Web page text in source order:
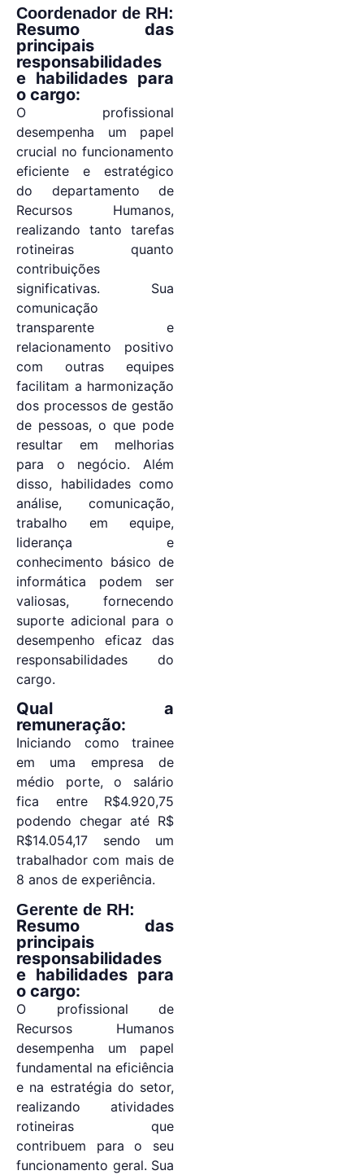
Coordenador de RH:
Resumo das
principais
responsabilidades
e habilidades para
o cargo:
O profissional
desempenha um papel
crucial no funcionamento
eficiente e estratégico
do departamento de
Recursos Humanos,
realizando tanto tarefas
rotineiras quanto
contribuições
significativas. Sua
comunicação
transparente e
relacionamento positivo
com outras equipes
facilitam a harmonização
dos processos de gestão
de pessoas, o que pode
resultar em melhorias
para o negócio. Além
disso, habilidades como
análise, comunicação,
trabalho em equipe,
liderança e
conhecimento básico de
informática podem ser
valiosas, fornecendo
suporte adicional para o
desempenho eficaz das
responsabilidades do
cargo.
Qual a
remuneração:
Iniciando como trainee
em uma empresa de
médio porte, o salário
fica entre R$4.920,75
podendo chegar até R$
R$14.054,17 sendo um
trabalhador com mais de
8 anos de experiência.
Gerente de RH:
Resumo das
principais
responsabilidades
e habilidades para
o cargo:
O profissional de
Recursos Humanos
desempenha um papel
fundamental na eficiência
e na estratégia do setor,
realizando atividades
rotineiras que
contribuem para o seu
funcionamento geral. Sua